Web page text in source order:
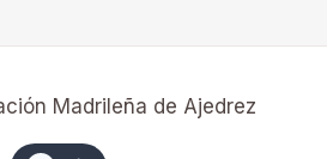
Madrileña de Ajedrez